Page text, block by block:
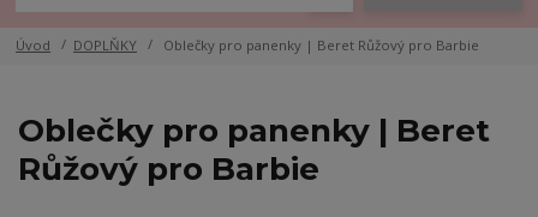
Úvod DOPLŇKY Oblečky pro panenky | Beret Růžový pro Barbie
Oblečky pro panenky | Beret
Růžový pro Barbie